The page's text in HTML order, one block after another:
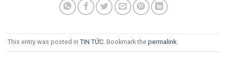
This entry was posted in TIN TỨC. Bookmark the permalink.